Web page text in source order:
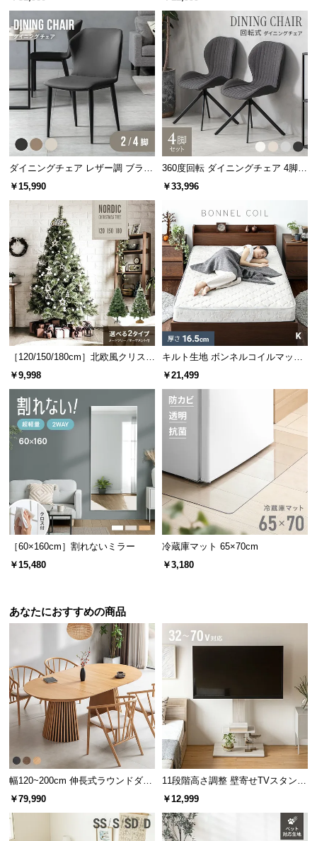
ら
ブ
企
業
o.,
ダイニングチェア レザー調 ブラッ
ク脚 2脚/4脚セット 包み込むフォ
￥15,990
360度回転 ダイニングチェア 4脚セ
ット
￥33,996
［120/150/180cm］北欧風クリスマ
スツリー オーナメントセット
￥9,998
キルト生地 ボンネルコイルマット
レス K
￥21,499
［60×160cm］割れないミラー
￥15,480
冷蔵庫マット 65×70cm
￥3,180
あなたにおすすめの商品
幅120~200cm 伸長式ラウンドダイ
ニングテーブル 6人掛け 天然木突
板 美しい格子デザイン
￥79,990
11段階高さ調整 壁寄せTVスタンド
キャスター付き 上下左右角度調節
￥12,999